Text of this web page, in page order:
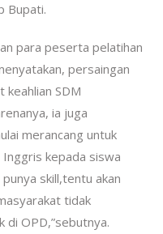
Bupati.
para peserta pelatihan
persaingan
keahlian SDM
ia juga
merancang untuk
kepada siswa
skill,tentu akan
tidak
OPD,”sebutnya.